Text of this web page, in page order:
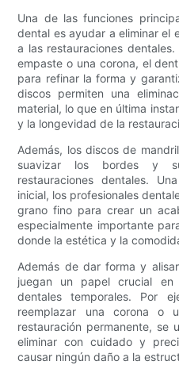
Una de las funciones
dental es ayudar a eliminar el
a las restauraciones
empaste o una corona, el
para refinar la forma y
discos permiten una
material, lo que en última
y la longevidad de la
Además, los discos de
suavizar los bordes y
restauraciones dentales.
inicial, los profesionales
grano fino para crear un
especialmente importante
donde la estética y la
Además de dar forma y
juegan un papel crucial en
dentales temporales. Por
reemplazar una corona o
restauración permanente, se
eliminar con cuidado y
causar ningún daño a la